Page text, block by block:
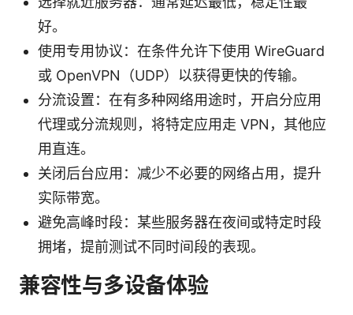
好。
使用专用协议：在条件允许下使用 WireGuard
或 OpenVPN（UDP）以获得更快的传输。
分流设置：在有多种网络用途时，开启分应用
代理或分流规则，将特定应用走 VPN，其他应
用直连。
关闭后台应用：减少不必要的网络占用，提升
实际带宽。
避免高峰时段：某些服务器在夜间或特定时段
拥堵，提前测试不同时间段的表现。
兼容性与多设备体验